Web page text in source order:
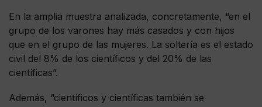
En la amplia muestra analizada, concretamente, “en el
grupo de los varones hay más casados y con hijos
que en el grupo de las mujeres. La soltería es el estado
civil del 8% de los científicos y del 20% de las
científicas”.
Además, “científicos y científicas también se